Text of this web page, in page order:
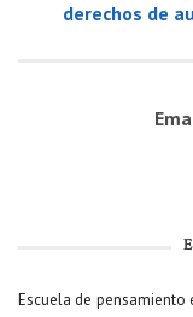
derechos de
Escuela de